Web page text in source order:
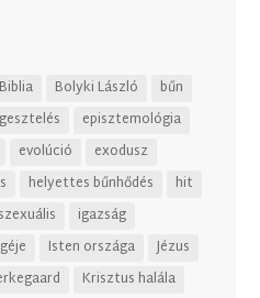
Biblia Bolyki László
bűn
episztemológia
evolúció
exodusz
helyettes bűnhődés
hit
igazság
Isten országa
Jézus
Krisztus halála